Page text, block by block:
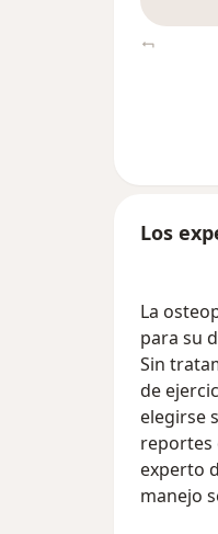
Los
La
para su
Sin
de
elegirse
reportes
experto
manejo